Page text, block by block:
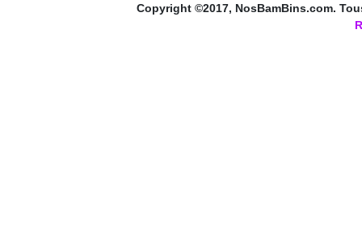
Copyright ©2017, NosBamBins.com.